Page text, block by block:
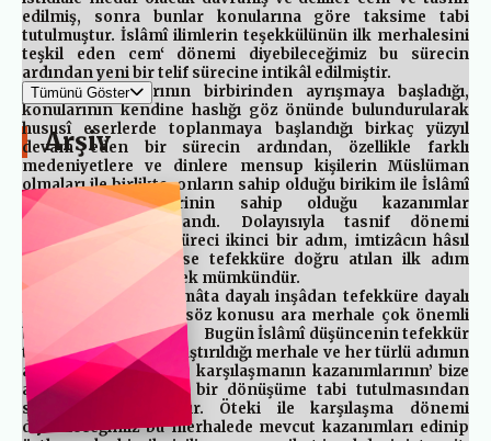
edilmiş, sonra bunlar konularına göre taksime tabi
tutulmuştur. İslâmî ilimlerin teşekkülünün ilk merhalesini
teşkil eden cem‘ dönemi diyebileceğimiz bu sürecin
ardından yeni bir telif sürecine intikâl edilmiştir.
İlim dallarının birbirinden ayrışmaya başladığı,
konularının kendine haslığı göz önünde bulundurularak
hususî eserlerde toplanmaya başlandığı birkaç yüzyıl
devam eden bir sürecin ardından, özellikle farklı
medeniyetlere ve dinlere mensup kişilerin Müslüman
olmaları ile birlikte, onların sahip olduğu birikim ile İslâmî
ilimlerin her birinin sahip olduğu kazanımlar
mezcedilmeye başlandı. Dolayısıyla tasnif dönemi
diyebileceğimiz bu süreci ikinci bir adım, imtizâcın hâsıl
ettiği müktesebâtı ise tefekküre doğru atılan ilk adım
olarak değerlendirmek mümkündür.
İlim dallarının, malumâta dayalı inşâdan tefekküre dayalı
tasavvura geçişinde söz konusu ara merhale çok önemli
bir tesir icra etmiştir. Bugün İslâmî düşüncenin tefekkür
temellerinin sağlamlaştırıldığı merhale ve her türlü adımın
atıldığ süreç ‘öteki ile karşılaşmanın kazanımlarının’ bize
ait tasavvura uygun bir dönüşüme tabi tutulmasından
sonra kurgulanmıştır. Öteki ile karşılaşma dönemi
diyebileceğimiz bu merhalede mevcut kazanımları edinip
Tümünü Göster
Arşiv